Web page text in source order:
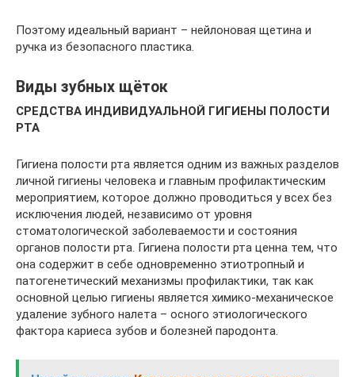
Поэтому идеальный вариант – нейлоновая щетина и
ручка из безопасного пластика.
Виды зубных щёток
СРЕДСТВА ИНДИВИДУАЛЬНОЙ ГИГИЕНЫ ПОЛОСТИ
РТА
Гигиена полости рта является одним из важных разделов
личной гигиены человека и главным профилактическим
мероприятием, которое должно проводиться у всех без
исключения людей, независимо от уровня
стоматологической заболеваемости и состояния
органов полости рта. Гигиена полости рта ценна тем, что
она содержит в себе одновременно этиотропный и
патогенетический механизмы профилактики, так как
основной целью гигиены является химико-механическое
удаление зубного налета – осного этиологического
фактора кариеса зубов и болезней пародонта.